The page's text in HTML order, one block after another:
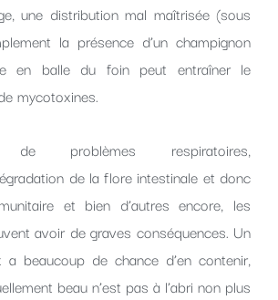
une distribution mal maîtrisée (sous
la présence d’un champignon
en balle du foin peut entraîner le
mycotoxines.
de problèmes respiratoires,
de la flore intestinale et donc
et bien d’autres encore, les
avoir de graves conséquences. Un
a beaucoup de chance d’en contenir,
beau n’est pas à l’abri non plus